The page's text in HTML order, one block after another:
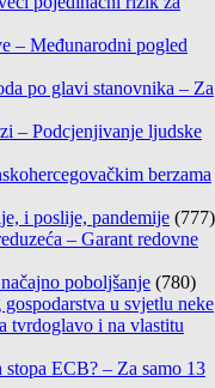
– Međunarodni pogled
po glavi stanovnika – Za
– Podcjenjivanje ljudske
berzama
i poslije, pandemije (777)
– Garant redovne
poboljšanje (780)
u svjetlu neke
tvrdoglavo i na vlastitu
ECB? – Za samo 13